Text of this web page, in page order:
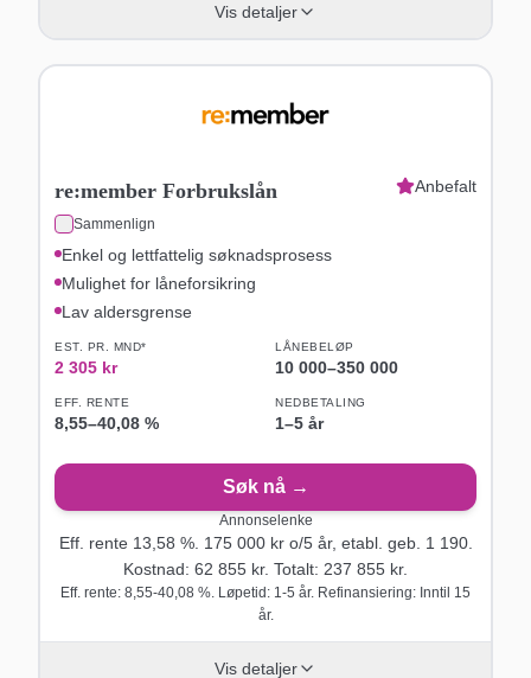
Vis detaljer
re:member Forbrukslån
Sammenlign
Anbefalt
Enkel og lettfattelig søknadsprosess
Mulighet for låneforsikring
Lav aldersgrense
EST. PR. MND*
2 305 kr
LÅNEBELØP
10 000–350 000
EFF. RENTE
8,55–40,08 %
NEDBETALING
1–5 år
Søk nå →
Annonselenke
Eff. rente 13,58 %. 175 000kr o/5år, etabl. geb. 1 190.
Kostnad: 62 855 kr. Totalt: 237 855 kr.
Eff. rente: 8,55-40,08 %. Løpetid: 1-5 år. Refinansiering: Inntil 15
år.
Vis detaljer